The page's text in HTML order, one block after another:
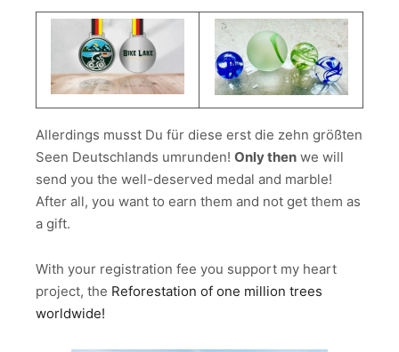
Allerdings musst Du für diese erst die zehn größten
Seen Deutschlands umrunden! Only then we will
send you the well-deserved medal and marble!
After all, you want to earn them and not get them as
a gift.
With your registration fee you support my heart
project, the Reforestation of one million trees
worldwide!